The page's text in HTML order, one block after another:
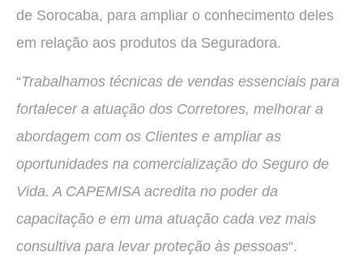
de Sorocaba, para ampliar o conhecimento deles
em relação aos produtos da Seguradora.
“Trabalhamos técnicas de vendas essenciais para
fortalecer a atuação dos Corretores, melhorar a
abordagem com os Clientes e ampliar as
oportunidades na comercialização do Seguro de
Vida. A CAPEMISA acredita no poder da
capacitação e em uma atuação cada vez mais
consultiva para levar proteção às pessoas“.